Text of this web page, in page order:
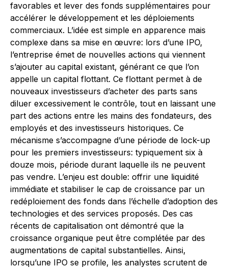
favorables et lever des fonds supplémentaires pour
accélérer le développement et les déploiements
commerciaux. L’idée est simple en apparence mais
complexe dans sa mise en œuvre: lors d’une IPO,
l’entreprise émet de nouvelles actions qui viennent
s’ajouter au capital existant, générant ce que l’on
appelle un capital flottant. Ce flottant permet à de
nouveaux investisseurs d’acheter des parts sans
diluer excessivement le contrôle, tout en laissant une
part des actions entre les mains des fondateurs, des
employés et des investisseurs historiques. Ce
mécanisme s’accompagne d’une période de lock-up
pour les premiers investisseurs: typiquement six à
douze mois, période durant laquelle ils ne peuvent
pas vendre. L’enjeu est double: offrir une liquidité
immédiate et stabiliser le cap de croissance par un
redéploiement des fonds dans l’échelle d’adoption des
technologies et des services proposés. Des cas
récents de capitalisation ont démontré que la
croissance organique peut être complétée par des
augmentations de capital substantielles. Ainsi,
lorsqu’une IPO se profile, les analystes scrutent de